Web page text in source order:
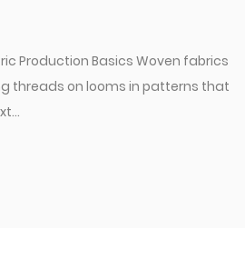
Functional Textiles Draw
Outdoor Fabric is receiving